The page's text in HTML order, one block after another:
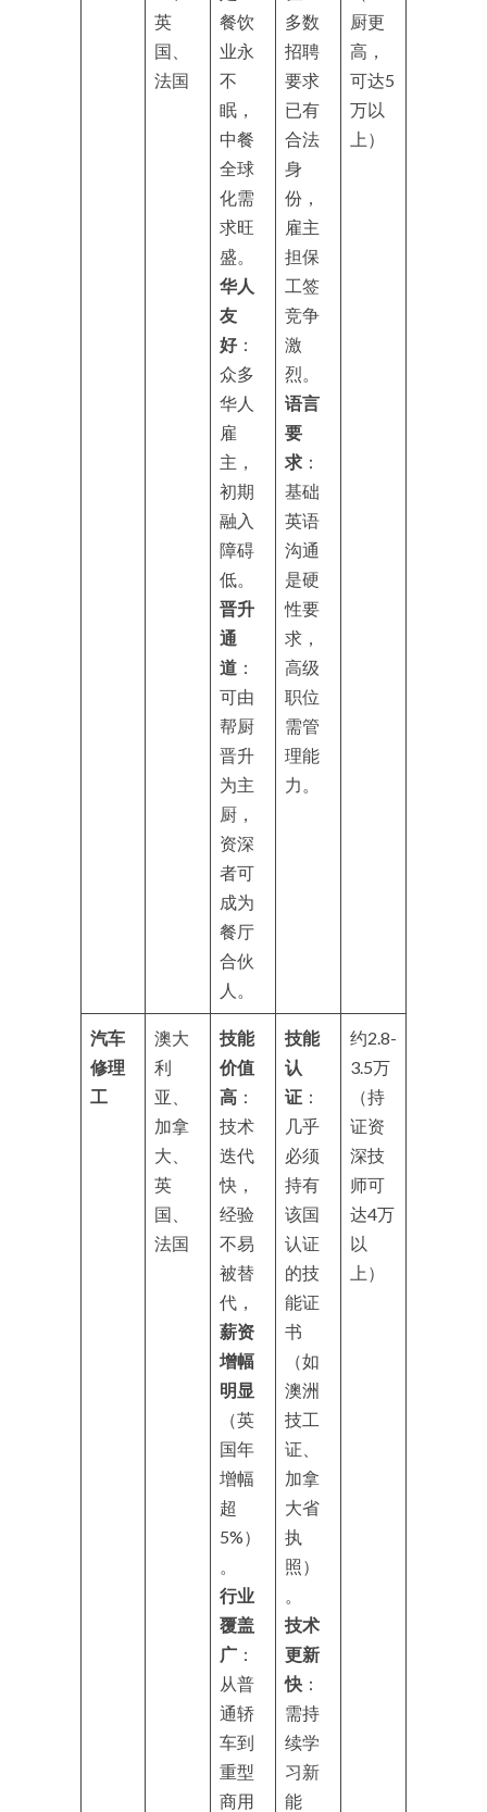
英
国、
法国
餐饮
业永
不
眠，
中餐
全球
化需
求旺
盛。
华人
友
好：
众多
华人
雇
主，
初期
融入
障碍
低。
晋升
通
道 ：
可由
帮厨
晋升
为主
厨，
资深
者可
成为
餐厅
合伙
人。
多数
招聘
要求
已有
合法
身
份，
雇主
担保
工签
竞争
激
烈。
语言
要
求 ：
基础
英语
沟通
是硬
性要
求，
高级
职位
需管
理能
力。
厨更
高，
可达5
万以
上）
汽车
修理
工
澳大
利
亚、
加拿
大、
英
国、
法国
技能
价值
高 ：
技术
迭代
快，
经验
不易
被替
代，
薪资
增幅
明显
（英
国年
增幅
超
5%）
行业
覆盖
广 ：
从普
通轿
车到
重型
商用
技能
认
证 ：
几乎
必须
持有
该国
认证
的技
能证
书
（如
澳洲
技工
证、
加拿
大省
执
照）
技术
更新
快 ：
需持
续学
习新
能
约2.8-
3.5万
（持
证资
深技
师可
达4万
以
上）